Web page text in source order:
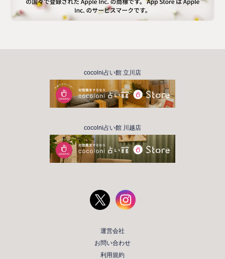
cocolni占い館 立川店
cocolni占い館 川越店
運営会社
お問い合わせ
利用規約